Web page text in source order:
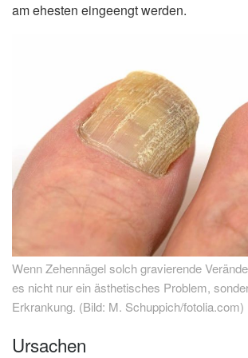
am ehesten eingeengt werden.
Wenn Zehennägel solch gravierende
es nicht nur ein ästhetisches Problem,
Erkrankung. (Bild: M. Schuppich/fotolia.com)
Ursachen